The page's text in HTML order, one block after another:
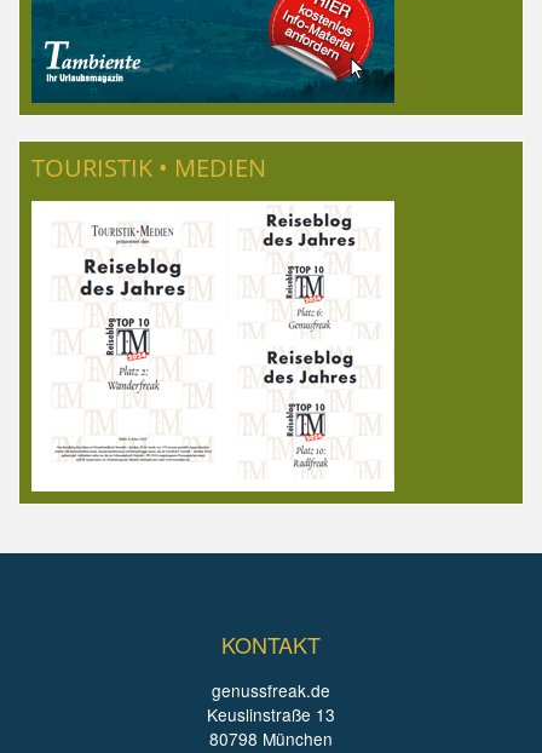
TOURISTIK • MEDIEN
KONTAKT
genussfreak.de
Keuslinstraße 13
80798 München